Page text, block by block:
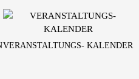
VERANSTALTUNGS- KALENDER